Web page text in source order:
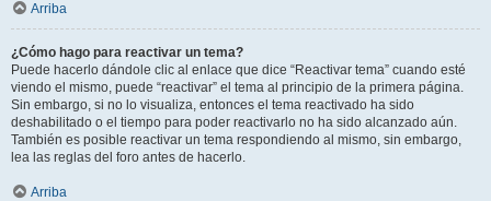
Arriba
¿Cómo hago para reactivar un tema?
Puede hacerlo dándole clic al enlace que dice “Reactivar tema” cuando esté
viendo el mismo, puede “reactivar” el tema al principio de la primera página.
Sin embargo, si no lo visualiza, entonces el tema reactivado ha sido
deshabilitado o el tiempo para poder reactivarlo no ha sido alcanzado aún.
También es posible reactivar un tema respondiendo al mismo, sin embargo,
lea las reglas del foro antes de hacerlo.
Arriba